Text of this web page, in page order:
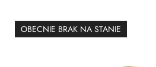
OBECNIE BRAK NA STANIE